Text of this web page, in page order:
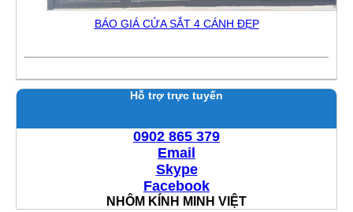
BÁO GIÁ CỬA SẮT 4 CÁNH ĐẸP
Hỗ trợ trực tuyến
0902 865 379
Email
Skype
Facebook
NHÔM KÍNH MINH VIỆT